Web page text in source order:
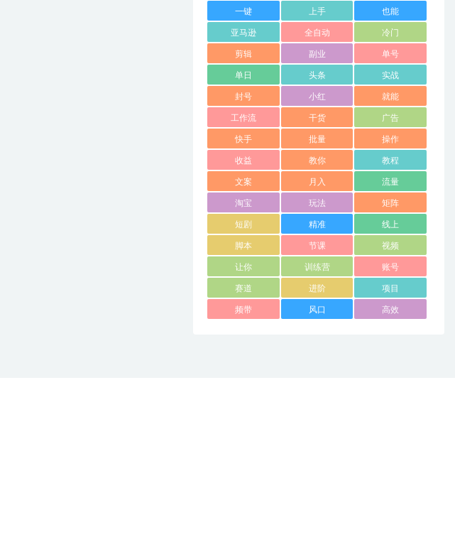
一键 上手 也能
亚马逊 全自动 冷门
剪辑 副业 单号
单日 头条 实战
封号 小红 就能
工作流 干货 广告
快手 批量 操作
收益 教你 教程
文案 月入 流量
淘宝 玩法 矩阵
短剧 精准 线上
脚本 节课 视频
让你 训练营 账号
赛道 进阶 项目
频带 风口 高效